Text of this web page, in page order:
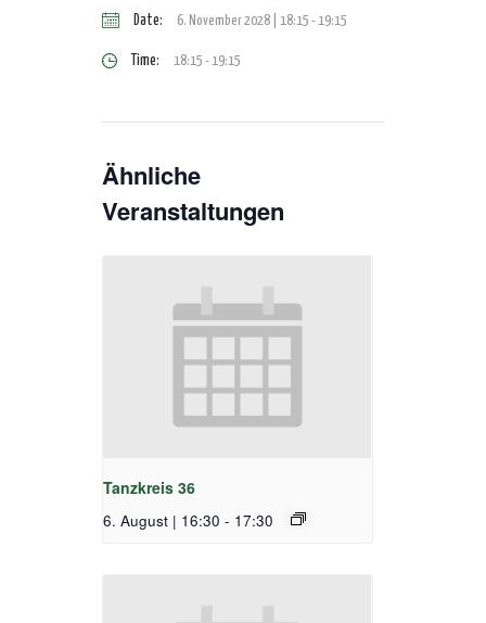
Date: 6. November 2028 | 18:15 -19:15
Time: 18:15 - 19:15
Ähnliche
Veranstaltungen
Tanzkreis 36
6. August | 16:30 - 17:30